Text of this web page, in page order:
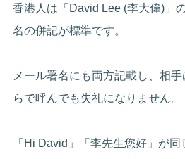
香港人は「David Lee (李大偉)」
名の併記が標準です。
メール署名にも両方記載し、相
らで呼んでも失礼になりません。
「Hi David」「李先生您好」が